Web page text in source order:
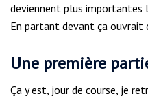
deviennent plus importantes
En partant devant ça ouvrait
Une première
Ça y est, jour de course, je